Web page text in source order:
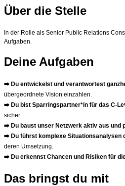
Über die Stelle
In der Rolle als Senior Public Relations
Aufgaben.
Deine Aufgaben
➡️ Du entwickelst und verantwortest
übergeordnete Vision einzahlen.
➡️ Du bist Sparringspartner*in für das C-
sicher.
➡️ Du baust unser Netzwerk aktiv aus und
➡️ Du führst komplexe
deren Umsetzung.
➡️ Du erkennst Chancen und Risiken für
Das bringst du mit